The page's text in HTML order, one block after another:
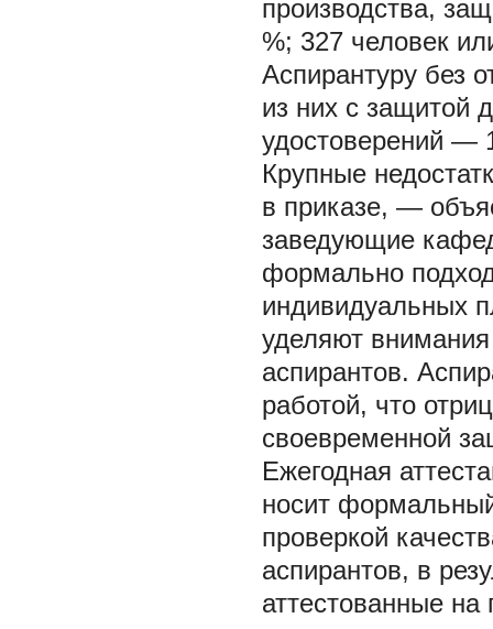
производства,
%; 327 человек
Аспирантуру без
из них с защитой
удостоверений —
Крупные
в приказе, —
заведующие
формально
индивидуальных
уделяют внимания
аспирантов.
работой, что
своевременной
Ежегодная
носит
проверкой
аспирантов, в
аттестованные